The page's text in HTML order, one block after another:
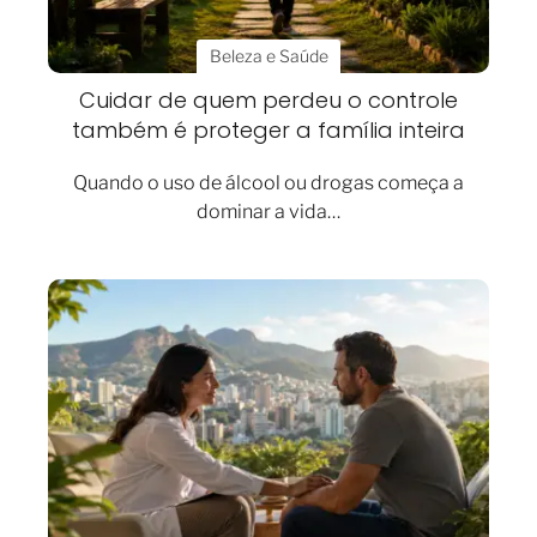
Beleza e Saúde
Cuidar de quem perdeu o controle
também é proteger a família inteira
Quando o uso de álcool ou drogas começa a
dominar a vida…